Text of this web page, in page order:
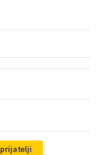
prijatelji